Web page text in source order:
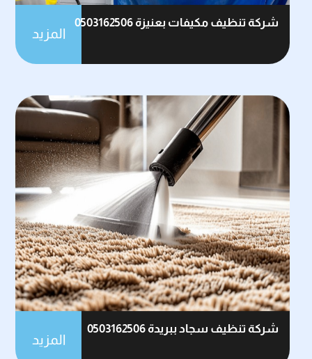
شركة تنظيف مكيفات بعنيزة 0503162506
المزيد
شركة تنظيف سجاد ببريدة 0503162506
المزيد